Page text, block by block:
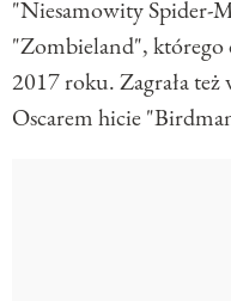
"Niesamowity Spider-
"Zombieland", którego
2017 roku. Zagrała
Oscarem hicie